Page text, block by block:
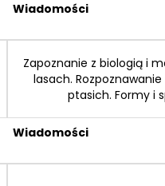
Wiadomości
Zapoznanie z biologią i
lasach.
ptasich. Formy i
Wiadomości